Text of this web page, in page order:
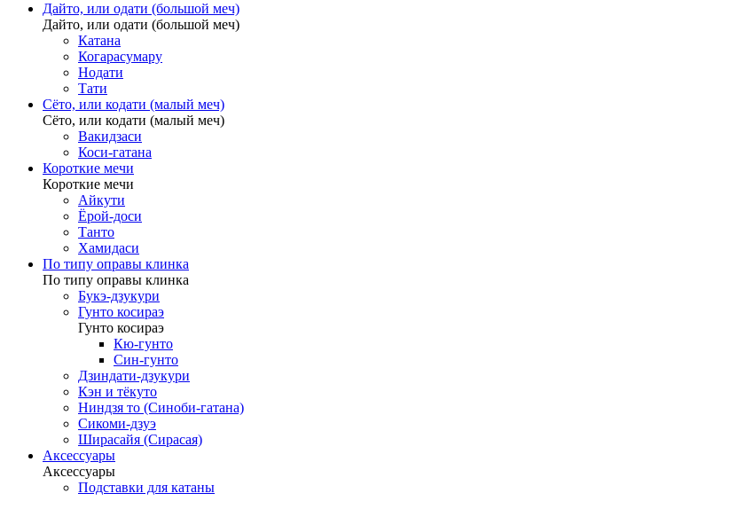
Дайто, или одати (большой меч)
Дайто, или одати (большой меч)
Катана
Когарасумару
Нодати
Тати
Сёто, или кодати (малый меч)
Сёто, или кодати (малый меч)
Вакидзаси
Коси-гатана
Короткие мечи
Короткие мечи
Айкути
Ёрой-доси
Танто
Хамидаси
По типу оправы клинка
По типу оправы клинка
Букэ-дзукури
Гунто косираэ
Гунто косираэ
Кю-гунто
Син-гунто
Дзиндати-дзукури
Кэн и тёкуто
Ниндзя то (Синоби-гатана)
Сикоми-дзуэ
Ширасайя (Сирасая)
Аксессуары
Аксессуары
Подставки для катаны